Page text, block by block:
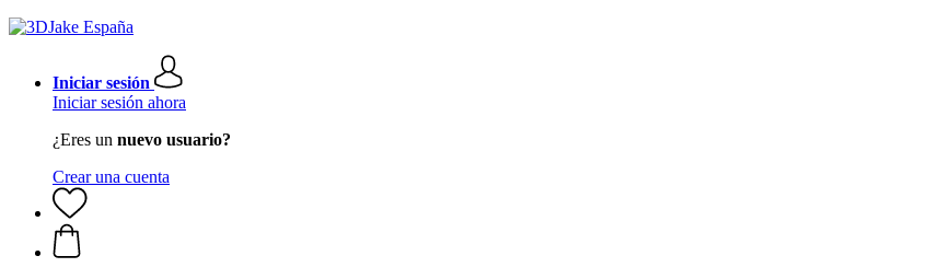
Iniciar sesión
Iniciar sesión ahora
¿Eres un nuevo usuario?
Crear una cuenta